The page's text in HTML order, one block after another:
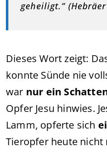
geheiligt.“
Dieses Wort zeigt:
konnte Sünde nie
war nur ein
Opfer Jesu hinwies.
Lamm, opferte sich
Tieropfer heute